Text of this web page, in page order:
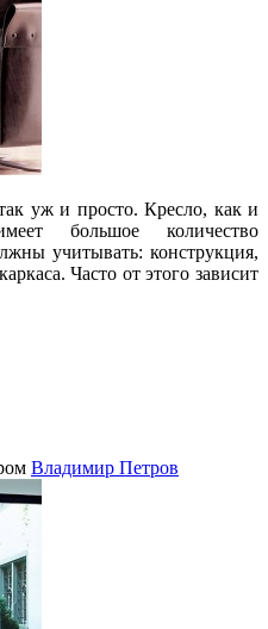
уж и просто. Кресло, как и
большое количество
учитывать: конструкция,
Часто от этого зависит
Владимир Петров